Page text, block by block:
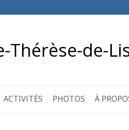
Thérèse-de-
ACTIVITÉS PHOTOS À